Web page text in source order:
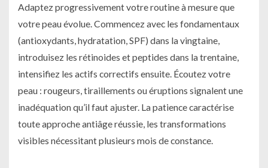
Adaptez progressivement votre routine à mesure que
votre peau évolue. Commencez avec les fondamentaux
(antioxydants, hydratation, SPF) dans la vingtaine,
introduisez les rétinoides et peptides dans la trentaine,
intensifiez les actifs correctifs ensuite. Écoutez votre
peau : rougeurs, tiraillements ou éruptions signalent une
inadéquation qu’il faut ajuster. La patience caractérise
toute approche antiâge réussie, les transformations
visibles nécessitant plusieurs mois de constance.